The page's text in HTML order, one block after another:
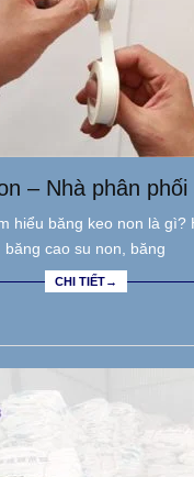
– Nhà phân
hiểu băng keo non là gì?
băng cao su non, băng
CHI TIẾT→